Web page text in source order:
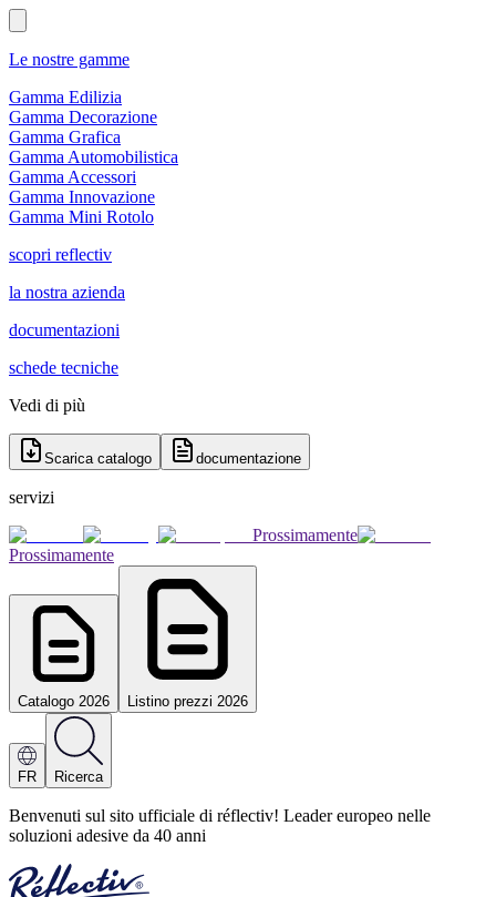
Le nostre gamme
Gamma Edilizia
Gamma Decorazione
Gamma Grafica
Gamma Automobilistica
Gamma Accessori
Gamma Innovazione
Gamma Mini Rotolo
scopri reflectiv
la nostra azienda
documentazioni
schede tecniche
Vedi di più
Scarica catalogo documentazione
servizi
Prossimamente
Prossimamente
Catalogo 2026 Listino prezzi 2026
FR Ricerca
Benvenuti sul sito ufficiale di réflectiv! Leader europeo nelle
soluzioni adesive da 40 anni